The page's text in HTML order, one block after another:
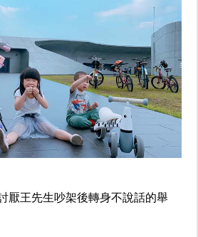
厭王先生吵架後轉身不說話的舉